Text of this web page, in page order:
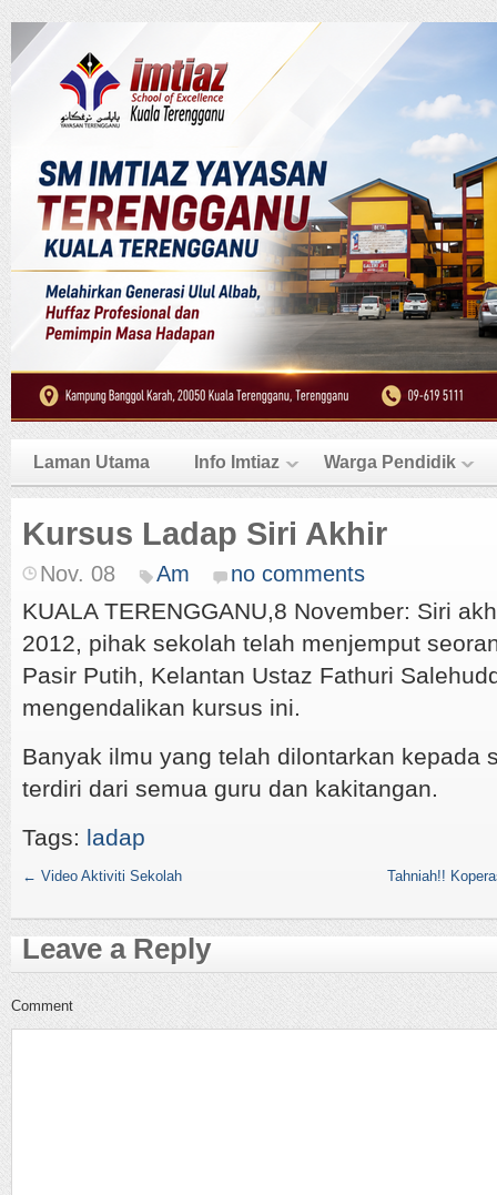
Laman Utama Info Imtiaz Warga Pendidik
Kursus Ladap Siri Akhir
Nov. 08 Am no comments
KUALA TERENGGANU,8 November: Siri
2012, pihak sekolah telah menjemput
Pasir Putih, Kelantan Ustaz Fathuri
mengendalikan kursus ini.
Banyak ilmu yang telah dilontarkan kepada
terdiri dari semua guru dan kakitangan.
Tags: ladap
← Video Aktiviti Sekolah Tahniah!!
Leave a Reply
Comment